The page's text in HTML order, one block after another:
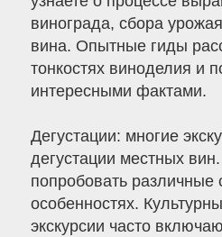
винограда, сбора
вина. Опытные гиды
тонкостях виноделия и
интересными фактами.
Дегустации: многие
дегустации местных
попробовать различные
особенностях.
экскурсии часто